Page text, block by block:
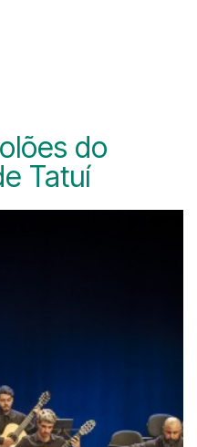
do
Tatuí